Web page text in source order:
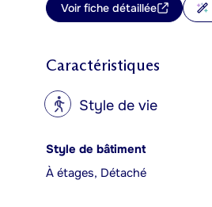
Voir fiche détaillée
Caractéristiques
? Style de vie
Style de bâtiment
À étages, Détaché